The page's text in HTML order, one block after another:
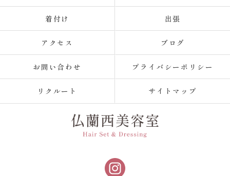
着付け 出張
アクセス ブログ
お問い合わせ プライバシーポリシー
リクルート サイトマップ